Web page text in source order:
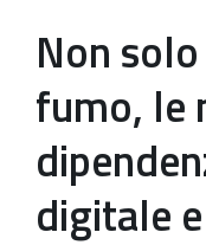
Non
fumo, le
digitale